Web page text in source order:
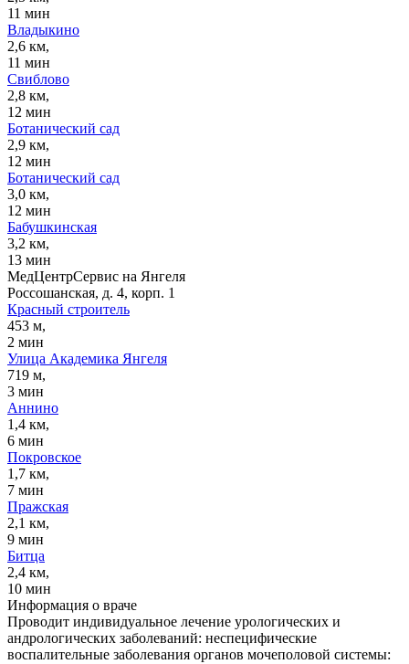
11 мин
Владыкино
2,6 км,
11 мин
Свиблово
2,8 км,
12 мин
Ботанический сад
2,9 км,
12 мин
Ботанический сад
3,0 км,
12 мин
Бабушкинская
3,2 км,
13 мин
МедЦентрСервис на Янгеля
Россошанская, д. 4, корп. 1
Красный строитель
453 м,
2 мин
Улица Академика Янгеля
719 м,
3 мин
Аннино
1,4 км,
6 мин
Покровское
1,7 км,
7 мин
Пражская
2,1 км,
9 мин
Битца
2,4 км,
10 мин
Информация о враче
Проводит индивидуальное лечение урологических и
андрологических заболеваний: неспецифические
воспалительные заболевания органов мочеполовой системы: